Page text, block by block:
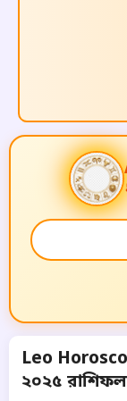
Leo
২০২৫ রাশিফল